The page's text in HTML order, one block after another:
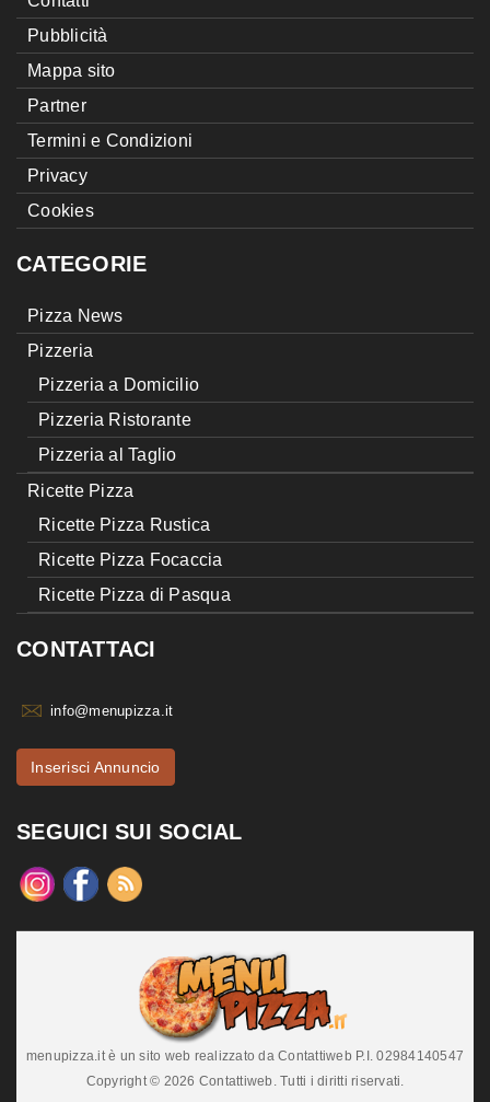
Pubblicità
Mappa sito
Partner
Termini e Condizioni
Privacy
Cookies
CATEGORIE
Pizza News
Pizzeria
Pizzeria a Domicilio
Pizzeria Ristorante
Pizzeria al Taglio
Ricette Pizza
Ricette Pizza Rustica
Ricette Pizza Focaccia
Ricette Pizza di Pasqua
CONTATTACI
info@menupizza.it
Inserisci Annuncio
SEGUICI SUI SOCIAL
menupizza.it è un sito web realizzato da Contattiweb P.I. 02984140547
Copyright © 2026 Contattiweb. Tutti i diritti riservati.